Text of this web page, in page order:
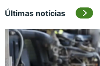
Últimas notícias